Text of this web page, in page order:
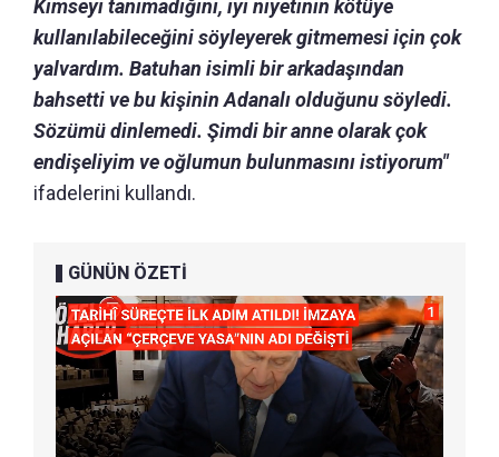
Kimseyi tanımadığını, iyi niyetinin kötüye
kullanılabileceğini söyleyerek gitmemesi için çok
yalvardım. Batuhan isimli bir arkadaşından
bahsetti ve bu kişinin Adanalı olduğunu söyledi.
Sözümü dinlemedi. Şimdi bir anne olarak çok
endişeliyim ve oğlumun bulunmasını istiyorum"
ifadelerini kullandı.
GÜNÜN ÖZETİ